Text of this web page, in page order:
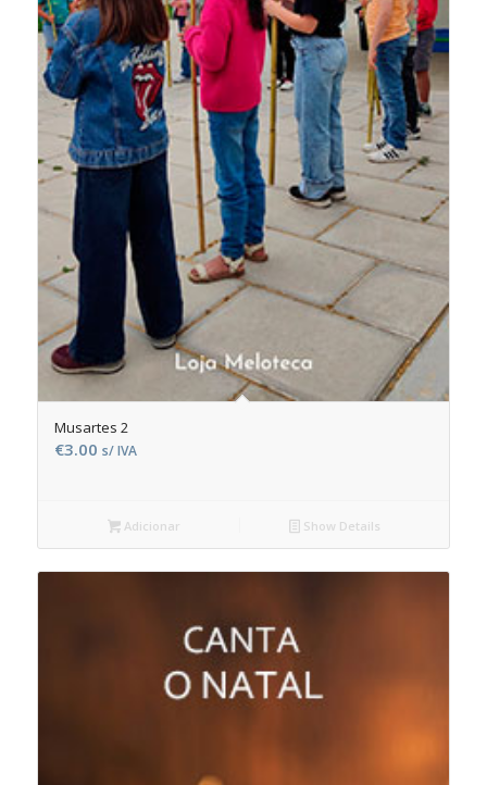
Musartes 2
€3.00 s/ IVA
Adicionar Show Details